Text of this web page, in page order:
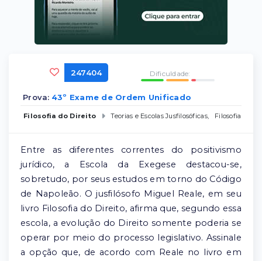
247404 Dificuldade:
Prova: 43º Exame de Ordem Unificado
Filosofia do Direito Teorias e Escolas Jusfilosóficas, Filosofia
Entre as diferentes correntes do positivismo
jurídico, a Escola da Exegese destacou-se,
sobretudo, por seus estudos em torno do Código
de Napoleão. O jusfilósofo Miguel Reale, em seu
livro Filosofia do Direito, afirma que, segundo essa
escola, a evolução do Direito somente poderia se
operar por meio do processo legislativo. Assinale
a opção que, de acordo com Reale no livro em